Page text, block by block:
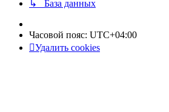
↳ База данных
Часовой пояс: UTC+04:00
Удалить cookies